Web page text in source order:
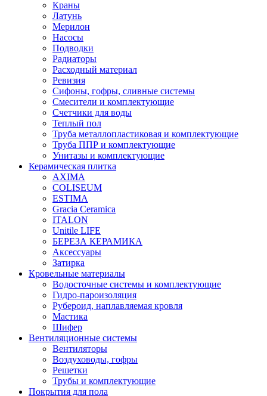
Краны
Латунь
Мерилон
Насосы
Подводки
Радиаторы
Расходный материал
Ревизия
Сифоны, гофры, сливные системы
Смесители и комплектующие
Счетчики для воды
Теплый пол
Труба металлопластиковая и комплектующие
Труба ППР и комплектующие
Унитазы и комплектующие
Керамическая плитка
AXIMA
COLISEUM
ESTIMA
Gracia Ceramica
ITALON
Unitile LIFE
БЕРЕЗА КЕРАМИКА
Аксессуары
Затирка
Кровельные материалы
Водосточные системы и комплектующие
Гидро-пароизоляция
Рубероид, наплавляемая кровля
Мастика
Шифер
Вентиляционные системы
Вентиляторы
Воздуховоды, гофры
Решетки
Трубы и комплектующие
Покрытия для пола